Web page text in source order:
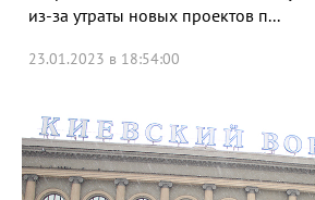
из-за утраты новых проектов п...
23.01.2023 в 18:54:00